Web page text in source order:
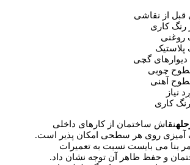
قبل از نقاشی
رنگ کاری
روغنی
پلاستیک
گچی
چوبی
آهنی
نیاز
کاری​
نقاش ساختمان از کارهای داخلی
آمیزی روی هر سطحی امکان پذیر است.
بنا می بایست نسبت به تعمیرات
و حفظ ظاهر آن توجه نشان داد.